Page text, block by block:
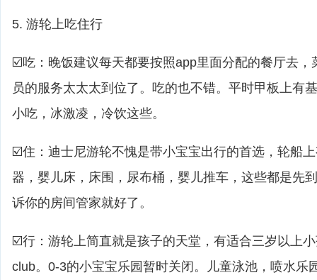
5. 游轮上吃住行
☑️吃：晚饭建议每天都要按照app里面分配的餐厅去，
员的服务太太太到位了。吃的也不错。平时甲板上有
小吃，冰激凌，冷饮这些。
☑️住：迪士尼游轮不愧是带小宝宝出行的首选，轮船
器，婴儿床，床围，尿布桶，婴儿推车，这些都是先
诉你的房间管家就好了。
☑️行：游轮上简直就是孩子的天堂，有适合三岁以上
club。0-3的小宝宝乐园暂时关闭。儿童泳池，喷水乐